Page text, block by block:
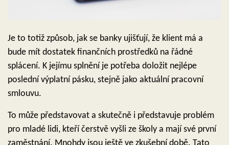
Je to totiž způsob, jak se banky ujišťují, že klient má a
bude mít dostatek finančních prostředků na řádné
splácení. K jejímu splnění je potřeba doložit nejlépe
poslední výplatní pásku, stejně jako aktuální pracovní
smlouvu.
To může představovat a skutečně i představuje problém
pro mladé lidi, kteří čerstvě vyšli ze školy a mají své první